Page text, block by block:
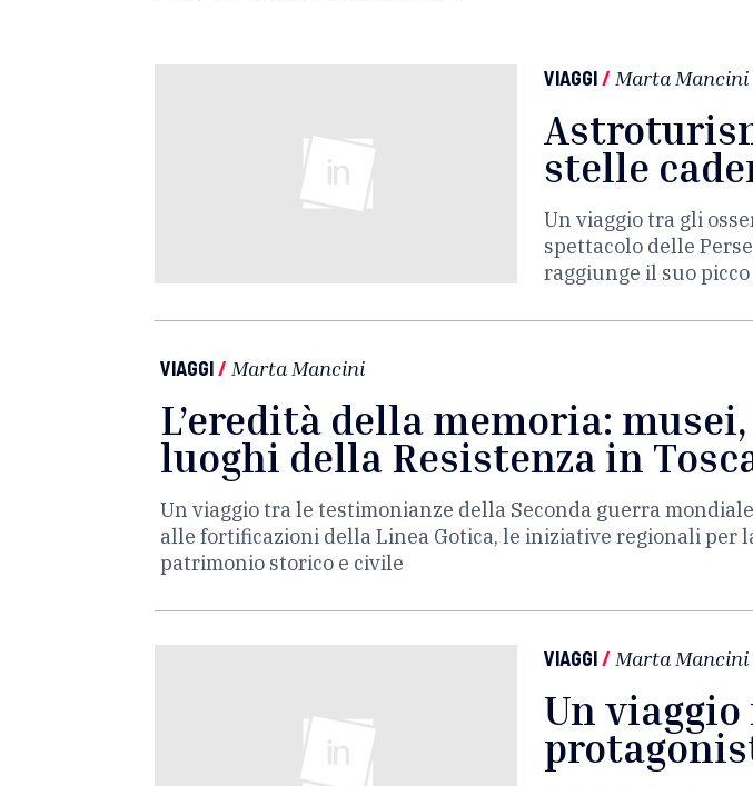
VIAGGI/ Marta Mancini
stelle
Un viaggio tra gli
spettacolo delle
raggiunge il suo
VIAGGI/ Marta Mancini
L’eredità della memoria:
luoghi della Resistenza in
Un viaggio tra le testimonianze della Seconda guerra
alle fortificazioni della Linea Gotica, le iniziative regionali per
patrimonio storico e civile
VIAGGI/ Marta Mancini
Un